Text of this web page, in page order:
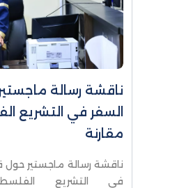
ناقشة رسالة
السفر في التشريع
مقارنة
ناقشة رسالة ماجستير حول
في التشريع